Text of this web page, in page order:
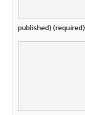
published) (required)